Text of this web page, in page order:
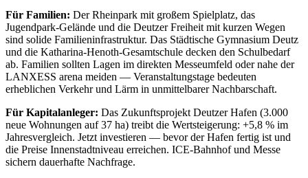
Für Familien: Der Rheinpark mit großem Spielplatz, das
Jugendpark-Gelände und die Deutzer Freiheit mit kurzen Wegen
sind solide Familieninfrastruktur. Das Städtische Gymnasium Deutz
und die Katharina-Henoth-Gesamtschule decken den Schulbedarf
ab. Familien sollten Lagen im direkten Messeumfeld oder nahe der
LANXESS arena meiden — Veranstaltungstage bedeuten
erheblichen Verkehr und Lärm in unmittelbarer Nachbarschaft.
Für Kapitalanleger: Das Zukunftsprojekt Deutzer Hafen (3.000
neue Wohnungen auf 37 ha) treibt die Wertsteigerung: +5,8 % im
Jahresvergleich. Jetzt investieren — bevor der Hafen fertig ist und
die Preise Innenstadtniveau erreichen. ICE-Bahnhof und Messe
sichern dauerhafte Nachfrage.